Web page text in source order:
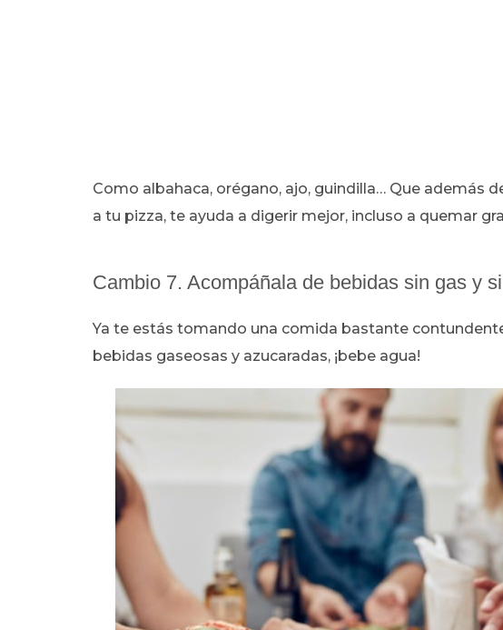
Como albahaca, orégano, ajo, guindilla… Que además
a tu pizza, te ayuda a digerir mejor, incluso a quemar
Cambio 7. Acompáñala de bebidas sin gas y
Ya te estás tomando una comida bastante
bebidas gaseosas y azucaradas, ¡bebe agua!